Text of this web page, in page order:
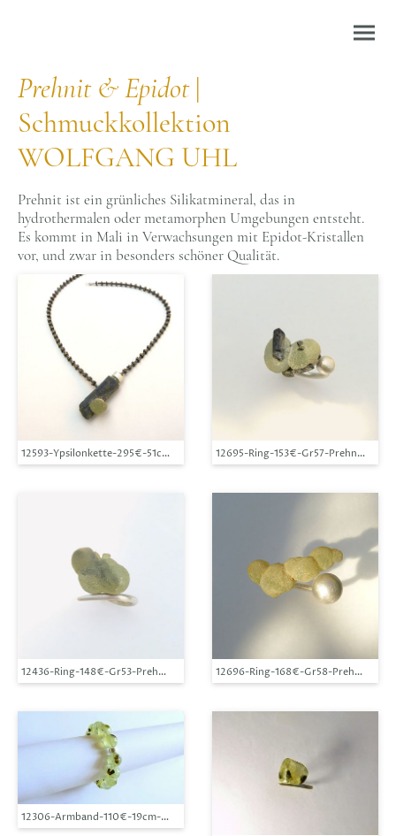
Prehnit & Epidot|
Schmuckkollektion
WOLFGANG UHL
Prehnit ist ein grünliches Silikatmineral, das in
hydrothermalen oder metamorphen Umgebungen entsteht.
Es kommt in Mali in Verwachsungen mit Epidot-Kristallen
vor, und zwar in besonders schöner Qualität.
12593-Ypsilonkette-295€-51cm-Epidotkristall mit aufgewachsenem Prehnit-
12436-Ring-148€-Gr53-Prehnit mit Epidot-Silber
12306-Armband-110€-19cm-Prehnit mit Epidot 1,2cm-Silber
12695-Ring-153€-Gr57-Prehnit mit
12696-Ring-168€-Gr58-Prehnit